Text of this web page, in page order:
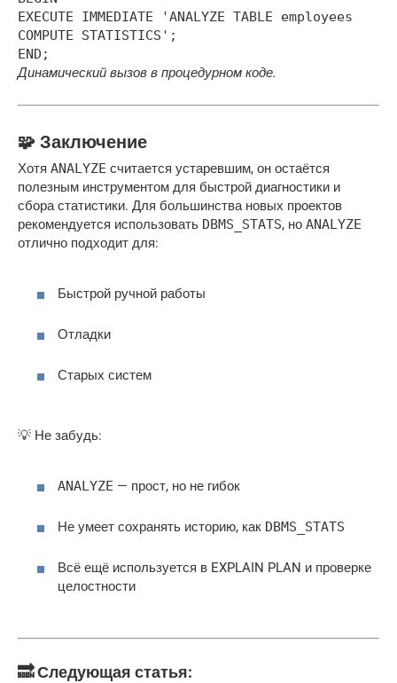
EXECUTE IMMEDIATE 'ANALYZE TABLE employees
COMPUTE STATISTICS';
END;
Динамический вызов в процедурном коде.
🧩 Заключение
Хотя ANALYZE считается устаревшим, он остаётся
полезным инструментом для быстрой диагностики и
сбора статистики. Для большинства новых проектов
рекомендуется использовать DBMS_STATS, но ANALYZE
отлично подходит для:
Быстрой ручной работы
Отладки
Старых систем
💡 Не забудь:
ANALYZE — прост, но не гибок
Не умеет сохранять историю, как DBMS_STATS
Всё ещё используется в EXPLAIN PLAN и проверке
целостности
🔜 Следующая статья: